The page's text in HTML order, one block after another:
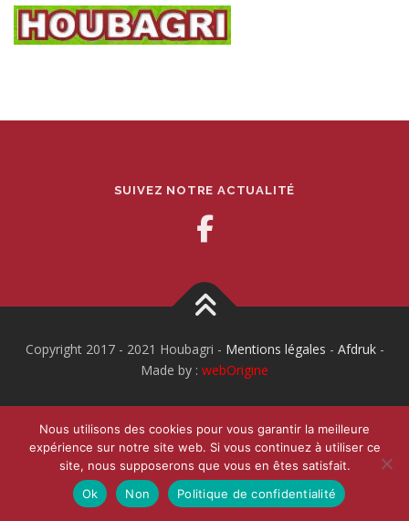
SUIVEZ NOTRE ACTUALITÉ
Copyright 2017 - 2021 Houbagri - Mentions légales - Afdruk-
Made by : webOrigine
Nous utilisons des cookies pour vous garantir la meilleure
expérience sur notre site web. Si vous continuez à utiliser ce
site, nous supposerons que vous en êtes satisfait.
Ok
Non Politique de confidentialité